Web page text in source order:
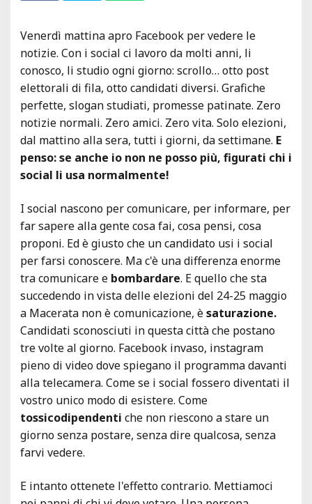
Venerdì mattina apro Facebook per vedere le
notizie. Con i social ci lavoro da molti anni, li
conosco, li studio ogni giorno: scrollo… otto post
elettorali di fila, otto candidati diversi. Grafiche
perfette, slogan studiati, promesse patinate. Zero
notizie normali. Zero amici. Zero vita. Solo elezioni,
dal mattino alla sera, tutti i giorni, da settimane. E
penso: se anche io non ne posso più, figurati chi i
social li usa normalmente!
I social nascono per comunicare, per informare, per
far sapere alla gente cosa fai, cosa pensi, cosa
proponi. Ed è giusto che un candidato usi i social
per farsi conoscere. Ma c'è una differenza enorme
tra comunicare e bombardare. E quello che sta
succedendo in vista delle elezioni del 24-25 maggio
a Macerata non è comunicazione, èsaturazione.
Candidati sconosciuti in questa città che postano
tre volte al giorno. Facebook invaso, instagram
pieno di video dove spiegano il programma davanti
alla telecamera. Come se i social fossero diventati il
vostro unico modo di esistere. Come
tossicodipendenti che non riescono a stare un
giorno senza postare, senza dire qualcosa, senza
farvi vedere.
E intanto ottenete l'effetto contrario. Mettiamoci